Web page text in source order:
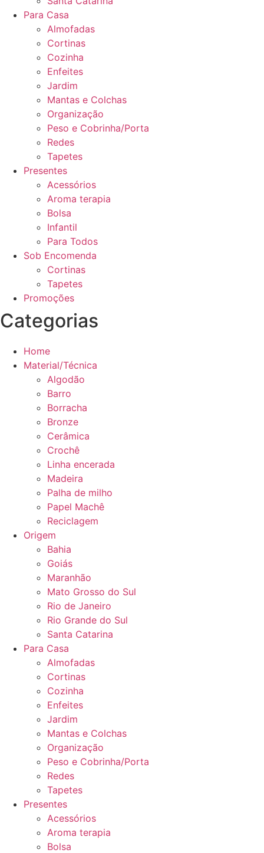
Para Casa
Almofadas
Cortinas
Cozinha
Enfeites
Jardim
Mantas e Colchas
Organização
Peso e Cobrinha/Porta
Redes
Tapetes
Presentes
Acessórios
Aroma terapia
Bolsa
Infantil
Para Todos
Sob Encomenda
Cortinas
Tapetes
Promoções
Categorias
Home
Material/Técnica
Algodão
Barro
Borracha
Bronze
Cerâmica
Crochê
Linha encerada
Madeira
Palha de milho
Papel Machê
Reciclagem
Origem
Bahia
Goiás
Maranhão
Mato Grosso do Sul
Rio de Janeiro
Rio Grande do Sul
Santa Catarina
Para Casa
Almofadas
Cortinas
Cozinha
Enfeites
Jardim
Mantas e Colchas
Organização
Peso e Cobrinha/Porta
Redes
Tapetes
Presentes
Acessórios
Aroma terapia
Bolsa